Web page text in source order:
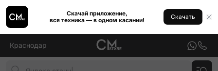
Скачай приложение,
вся техника — в одном касании!
Скачать
Краснодар